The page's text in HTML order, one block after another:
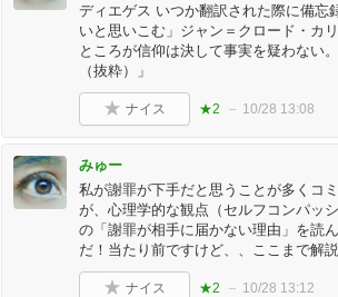
ディエゲス いつか翻訳された際に備忘
いと思いこむ」ジャン＝クロード・カ
ところが信仰は決して事実を疑わない
（抜粋）」
ナイス ★2 10/28 13:08
みゅー
私が謝罪が下手だと思うことが多くコ
が、心理学的な観点（セルフコンパッ
の「謝罪が相手に届かない理由」を読
だ！当たり前ですけど、、ここまで解
ナイス ★2 10/28 13:12